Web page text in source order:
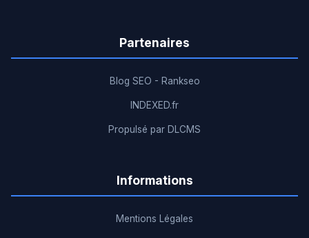
Partenaires
Blog SEO - Rankseo
INDEXED.fr
Propulsé par DLCMS
Informations
Mentions Légales